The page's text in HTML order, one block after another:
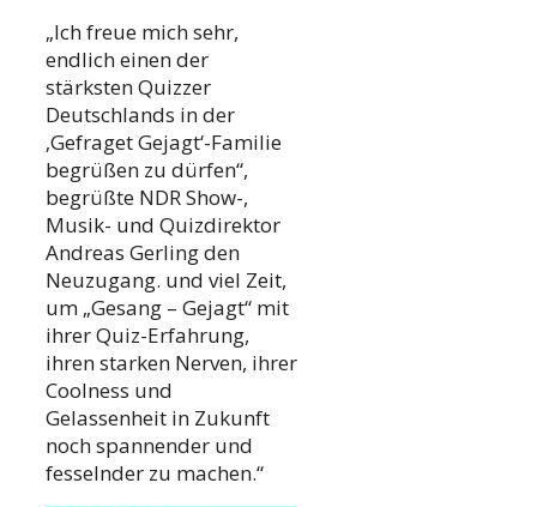
„Ich freue mich sehr,
endlich einen der
stärksten Quizzer
Deutschlands in der
‚Gefraget Gejagt‘-Familie
begrüßen zu dürfen“,
begrüßte NDR Show-,
Musik- und Quizdirektor
Andreas Gerling den
Neuzugang. und viel Zeit,
um „Gesang – Gejagt“ mit
ihrer Quiz-Erfahrung,
ihren starken Nerven, ihrer
Coolness und
Gelassenheit in Zukunft
noch spannender und
fesselnder zu machen.“